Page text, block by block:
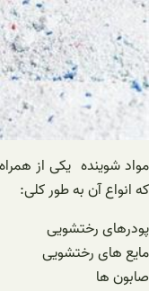
مواد شوینده یکی از
که انواع آن به طور کلی:
پودرهای رختشویی
مایع های رختشویی
صابون ها